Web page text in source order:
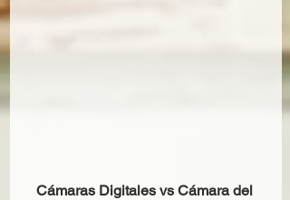
Cámaras Digitales vs Cámara del